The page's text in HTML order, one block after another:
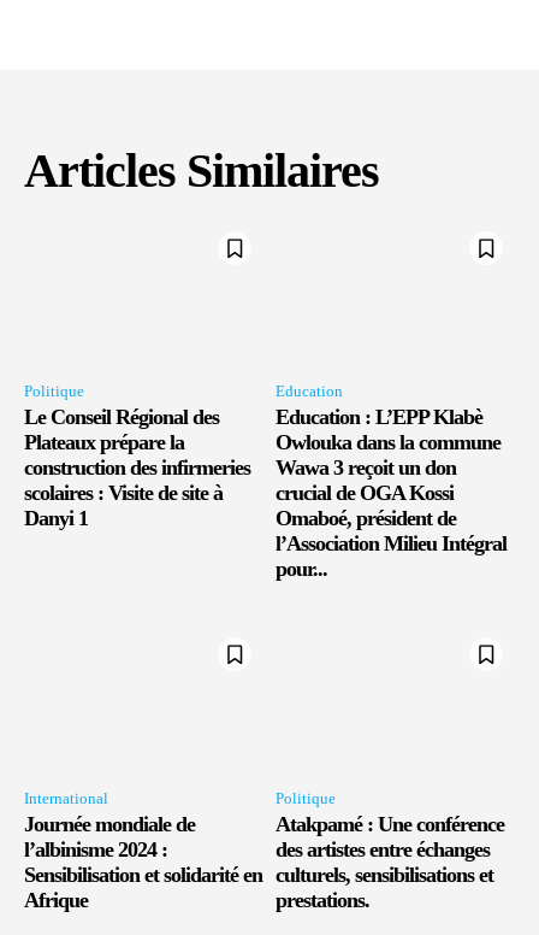
Articles Similaires
Politique
Le Conseil Régional des
Plateaux prépare la
construction des infirmeries
scolaires : Visite de site à
Danyi 1
Education
Education : L’EPP Klabè
Owlouka dans la commune
Wawa 3 reçoit un don
crucial de OGA Kossi
Omaboé, président de
l’Association Milieu Intégral
pour...
International
Journée mondiale de
l’albinisme 2024 :
Sensibilisation et solidarité en
Afrique
Politique
Atakpamé : Une conférence
des artistes entre échanges
culturels, sensibilisations et
prestations.